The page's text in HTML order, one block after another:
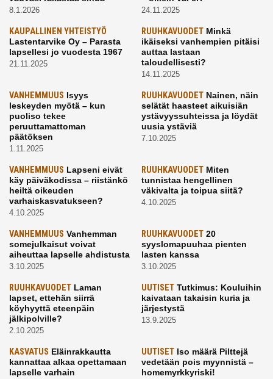
8.1.2026 24.11.2025
KAUPALLINEN YHTEISTYÖ
Lastentarvike Oy – Parasta
lapsellesi jo vuodesta 1967
21.11.2025
RUUHKAVUODETMinkä
ikäiseksi vanhempien pitäisi
auttaa lastaan
taloudellisesti?
14.11.2025
VANHEMMUUS Isyys
leskeyden myötä – kun
puoliso tekee
peruuttamattoman
päätöksen
1.11.2025
RUUHKAVUODETNainen, näin
selätät haasteet aikuisiän
ystävyyssuhteissa ja löydät
uusia ystäviä
7.10.2025
VANHEMMUUS Lapseni eivät
käy päiväkodissa – riistänkö
heiltä oikeuden
varhaiskasvatukseen?
4.10.2025
RUUHKAVUODETMiten
tunnistaa hengellinen
väkivalta ja toipua siitä?
4.10.2025
VANHEMMUUS Vanhemman
somejulkaisut voivat
aiheuttaa lapselle ahdistusta
3.10.2025
RUUHKAVUODET20
syyslomapuuhaa pienten
lasten kanssa
3.10.2025
RUUHKAVUODET Laman
lapset, ettehän siirrä
köyhyyttä eteenpäin
jälkipolville?
2.10.2025
UUTISETTutkimus: Kouluihin
kaivataan takaisin kuria ja
järjestystä
13.9.2025
KASVATUS Eläinrakkautta
kannattaa alkaa opettamaan
lapselle varhain
UUTISETIso määrä Pilttejä
vedetään pois myynnistä –
homemyrkkyriski!